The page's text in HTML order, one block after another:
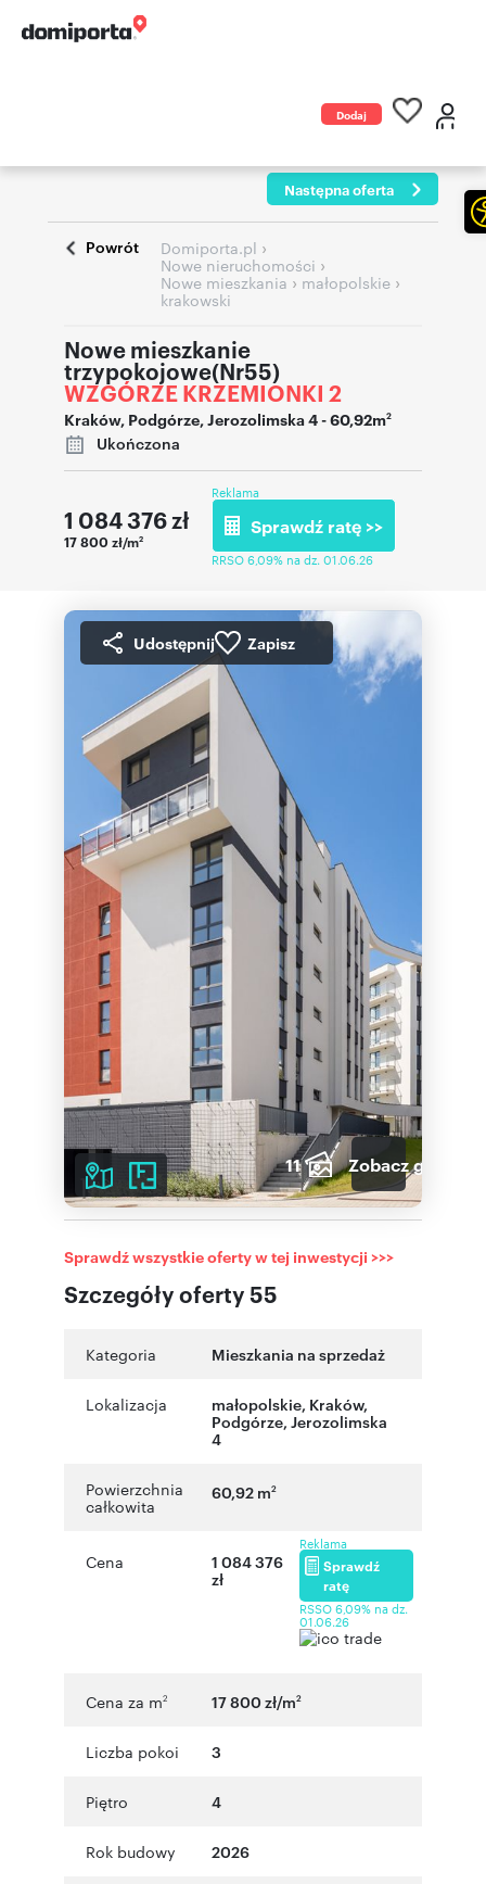
Dodaj
Następna oferta
Powrót Domiporta.pl ›
Nowe nieruchomości ›
Nowe mieszkania › małopolskie ›
krakowski
Nowe mieszkanie
trzypokojowe(Nr55)
WZGÓRZE KRZEMIONKI 2
Kraków, Podgórze,Jerozolimska 4- 60,92m2
Ukończona
1 084 376zł
17 800 zł/m2
Reklama
Sprawdź ratę >>
RRSO 6,09% na dz. 01.06.26
Udostępnij Zapisz
11 Zobacz galerię
Szczegóły oferty 55
Sprawdź wszystkie oferty w tej inwestycji >>>
Kategoria Mieszkania na sprzedaż
Lokalizacja małopolskie, Kraków,
Podgórze, Jerozolimska
4
Powierzchnia
całkowita
60,92 m2
Cena
1 084 376
zł
Reklama
Sprawdź
ratę
RSSO 6,09% na dz.
01.06.26
Cena za m2 17 800 zł/m2
Liczba pokoi 3
Piętro 4
Rok budowy 2026